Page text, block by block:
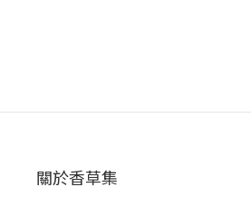
關於香草集